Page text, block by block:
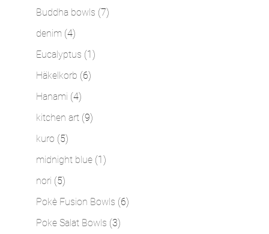
Produkt
Buddha bowls 77
denim 44
Produkte
Eucalyptus 11
Häkelkorb 66
Hanami 44
Produkte
kitchen art 99
kuro 55
Produkte
midnight blue 11
nori 55
Produkte
Pokè Fusion Bowls 66
Poke Salat Bowls 33